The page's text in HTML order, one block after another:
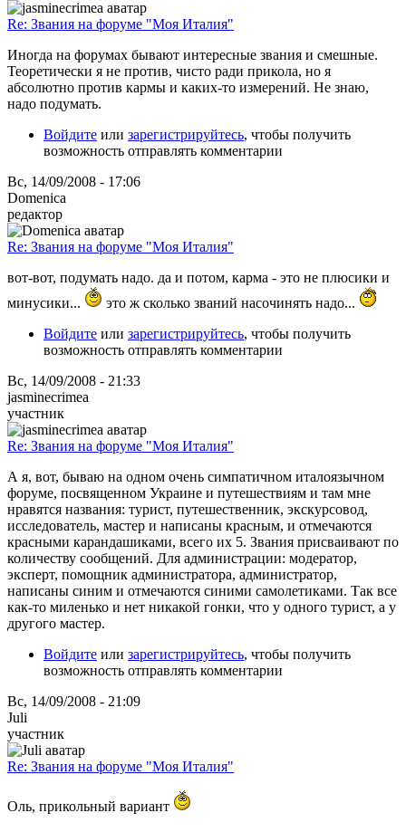
Re: Звания на форуме "Моя Италия"
Иногда на форумах бывают интересные звания и смешные.
Теоретически я не против, чисто ради прикола, но я
абсолютно против кармы и каких-то измерений. Не знаю,
надо подумать.
Войдите или зарегистрируйтесь, чтобы получить
возможность отправлять комментарии
Вс, 14/09/2008 - 17:06
Domenica
редактор
Re: Звания на форуме "Моя Италия"
вот-вот, подумать надо. да и потом, карма - это не плюсики и
минусики...
это ж сколько званий насочинять надо...
Войдите или зарегистрируйтесь, чтобы получить
возможность отправлять комментарии
Вс, 14/09/2008 - 21:33
jasminecrimea
участник
Re: Звания на форуме "Моя Италия"
А я, вот, бываю на одном очень симпатичном италоязычном
форуме, посвященном Украине и путешествиям и там мне
нравятся названия: турист, путешественник, экскурсовод,
исследователь, мастер и написаны красным, и отмечаются
красными карандашиками, всего их 5. Звания присваивают по
количеству сообщений. Для администрации: модератор,
эксперт, помощник администратора, администратор,
написаны синим и отмечаются синими самолетиками. Так все
как-то миленько и нет никакой гонки, что у одного турист, а у
другого мастер.
Войдите или зарегистрируйтесь, чтобы получить
возможность отправлять комментарии
Вс, 14/09/2008 - 21:09
Juli
участник
Re: Звания на форуме "Моя Италия"
Оль, прикольный вариант